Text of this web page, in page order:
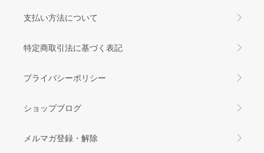
支払い方法について
特定商取引法に基づく表記
プライバシーポリシー
ショップブログ
メルマガ登録・解除